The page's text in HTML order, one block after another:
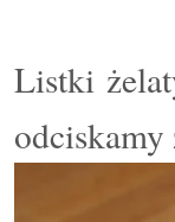
Listki
odciskamy